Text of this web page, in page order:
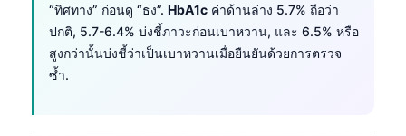
“ทิศทาง” ก่อนดู “ธง”. HbA1c ค่าด้านล่าง 5.7% ถือว่า
ปกติ, 5.7-6.4% บ่งชี้ภาวะก่อนเบาหวาน, และ 6.5% หรือ
สูงกว่านั้นบ่งชี้ว่าเป็นเบาหวานเมื่อยืนยันด้วยการตรวจ
ซ้ำ.